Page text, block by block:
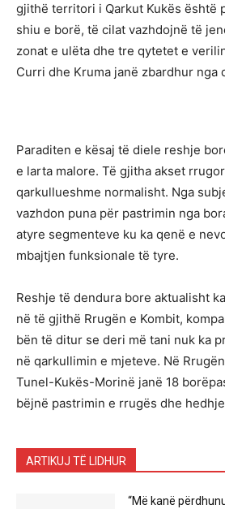
gjithë territori i Qarkut Kukës është
shiu e borë, të cilat vazhdojnë të
zonat e ulëta dhe tre qytetet e
Curri dhe Kruma janë zbardhur nga
Paraditen e kësaj të diele reshje
e larta malore. Të gjitha akset
qarkullueshme normalisht. Nga
vazhdon puna për pastrimin nga
atyre segmenteve ku ka qenë e
mbajtjen funksionale të tyre.
Reshje të dendura bore aktualisht
në të gjithë Rrugën e Kombit,
bën të ditur se deri më tani nuk ka
në qarkullimin e mjeteve. Në
Tunel-Kukës-Morinë janë 18
bëjnë pastrimin e rrugës dhe
ARTIKUJ TË LIDHUR
“Më kanë